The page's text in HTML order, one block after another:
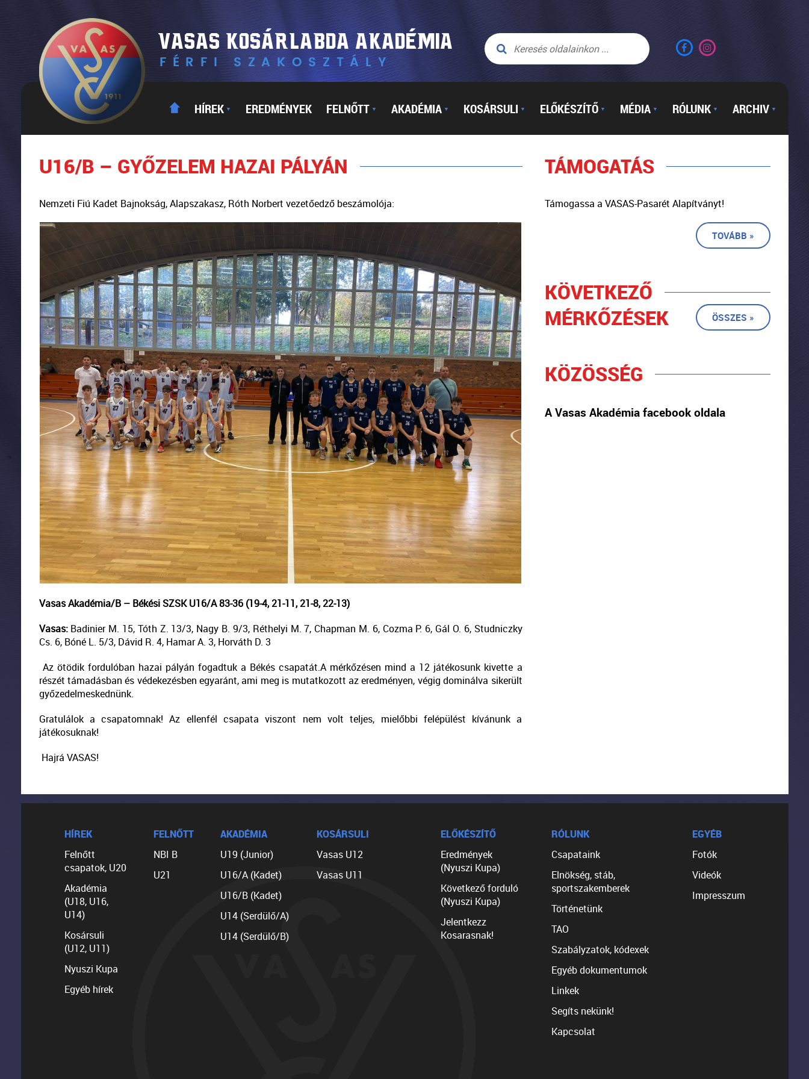
HÍREK ▼ EREDMÉNYEK FELNŐTT ▼ AKADÉMIA ▼ KOSÁRSULI ▼ ELŐKÉSZÍTŐ ▼ MÉDIA ▼ RÓLUNK ▼ ARCHIV ▼
U16/B – GYŐZELEM HAZAI PÁLYÁN
Nemzeti Fiú Kadet Bajnokság, Alapszakasz, Róth Norbert vezetőedző beszámolója:
Vasas Akadémia/B – Békési SZSK U16/A 83-36 (19-4, 21-11, 21-8, 22-13)
Vasas: Badinier M. 15, Tóth Z. 13/3, Nagy B. 9/3, Réthelyi M. 7, Chapman M. 6, Cozma P. 6, Gál O. 6, Studniczky
Cs. 6, Bóné L. 5/3, Dávid R. 4, Hamar A. 3, Horváth D. 3
Az ötödik fordulóban hazai pályán fogadtuk a Békés csapatát.A mérkőzésen mind a 12 játékosunk kivette a
részét támadásban és védekezésben egyaránt, ami meg is mutatkozott az eredményen, végig dominálva sikerült
győzedelmeskednünk.
Gratulálok a csapatomnak! Az ellenfél csapata viszont nem volt teljes, mielőbbi felépülést kívánunk a
játékosuknak!
Hajrá VASAS!
TÁMOGATÁS
Támogassa a VASAS-Pasarét Alapítványt!
TOVÁBB »
KÖVETKEZŐ
MÉRKŐZÉSEK
ÖSSZES »
KÖZÖSSÉG
A Vasas Akadémia facebook oldala
HÍREK
Felnőtt
csapatok, U20
Akadémia
(U18, U16,
U14)
Kosársuli
(U12, U11)
Nyuszi Kupa
Egyéb hírek
FELNŐTT
NBI B
U21
AKADÉMIA
U19 (Junior)
U16/A (Kadet)
U16/B (Kadet)
U14 (Serdülő/A)
U14 (Serdülő/B)
KOSÁRSULI
Vasas U12
Vasas U11
ELŐKÉSZÍTŐ
Eredmények
(Nyuszi Kupa)
Következő forduló
(Nyuszi Kupa)
Jelentkezz
Kosarasnak!
RÓLUNK
Csapataink
Elnökség, stáb,
sportszakemberek
Történetünk
TAO
Szabályzatok, kódexek
Egyéb dokumentumok
Linkek
Segíts nekünk!
Kapcsolat
EGYÉB
Fotók
Videók
Impresszum